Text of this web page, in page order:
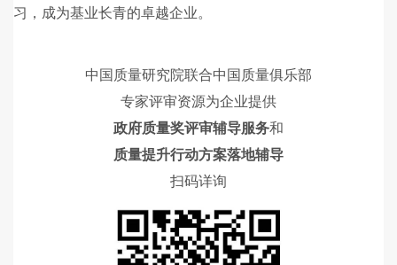
习，成为基业长青的卓越企业。
中国质量研究院联合中国质量俱乐部
专家评审资源为企业提供
政府质量奖评审辅导服务和
质量提升行动方案落地辅导
扫码详询